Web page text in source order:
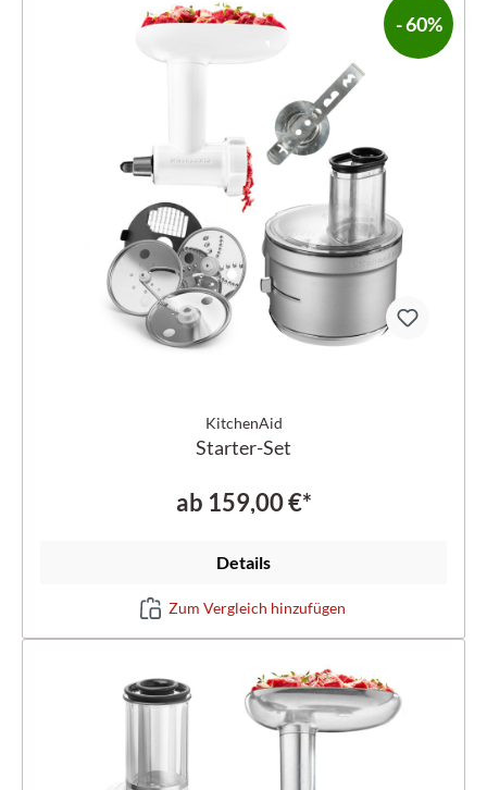
- 60%
KitchenAid
Starter-Set
ab 159,00 €*
Details
Zum Vergleich hinzufügen